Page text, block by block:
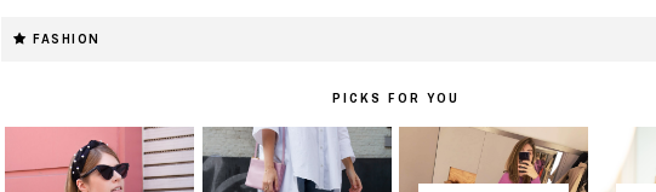
FASHION
PICKS FOR YOU